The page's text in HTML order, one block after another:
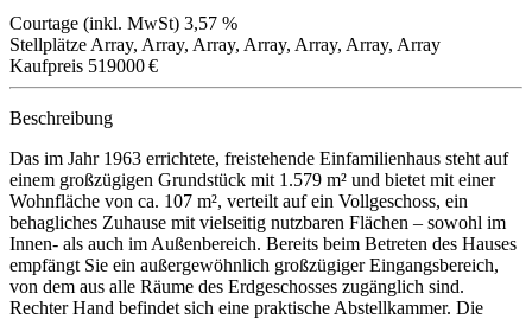
Courtage (inkl. MwSt) 3,57 %
Stellplätze Array, Array, Array, Array, Array, Array, Array
Kaufpreis 519000 €
Beschreibung
Das im Jahr 1963 errichtete, freistehende Einfamilienhaus steht auf
einem großzügigen Grundstück mit 1.579 m² und bietet mit einer
Wohnfläche von ca. 107 m², verteilt auf ein Vollgeschoss, ein
behagliches Zuhause mit vielseitig nutzbaren Flächen – sowohl im
Innen- als auch im Außenbereich. Bereits beim Betreten des Hauses
empfängt Sie ein außergewöhnlich großzügiger Eingangsbereich,
von dem aus alle Räume des Erdgeschosses zugänglich sind.
Rechter Hand befindet sich eine praktische Abstellkammer. Die